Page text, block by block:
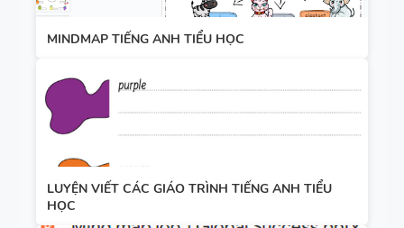
MINDMAP TIẾNG ANH TIỂU HỌC
LUYỆN VIẾT CÁC GIÁO TRÌNH TIẾNG ANH TIỂU
HỌC